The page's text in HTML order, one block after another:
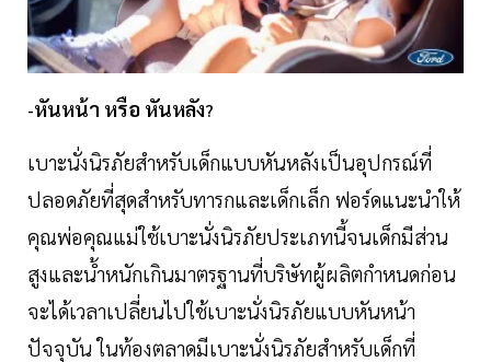
-หันหน้า หรือ หันหลัง?
เบาะนั่งนิรภัยสำหรับเด็กแบบหันหลังเป็นอุปกรณ์ที่
ปลอดภัยที่สุดสำหรับทารกและเด็กเล็ก ฟอร์ดแนะนำให้
คุณพ่อคุณแม่ใช้เบาะนั่งนิรภัยประเภทนี้จนเด็กมีส่วน
สูงและน้ำหนักเกินมาตรฐานที่บริษัทผู้ผลิตกำหนดก่อน
จะได้เวลาเปลี่ยนไปใช้เบาะนั่งนิรภัยแบบหันหน้า
ปัจจุบัน ในท้องตลาดมีเบาะนั่งนิรภัยสำหรับเด็กที่